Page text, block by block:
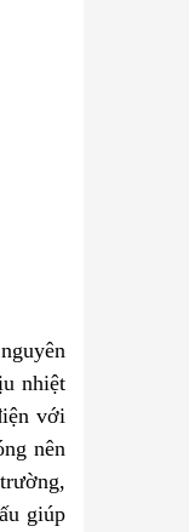
nhiệt
với
nên
giúp